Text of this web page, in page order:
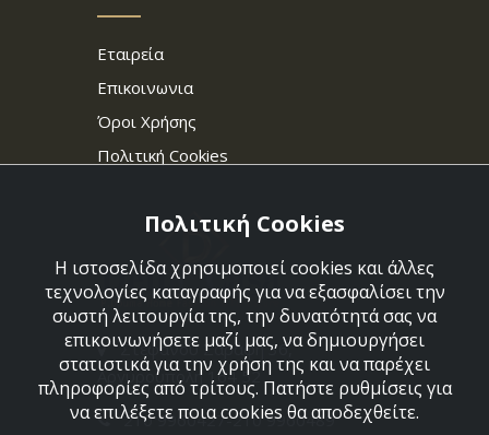
Εταιρεία
Επικοινωνια
Όροι Χρήσης
Πολιτική Cookies
Στεφάνου Σαράφη 36,
Αργυρούπολη 164 52
210 9960427-210 9960489
Πολιτική Cookies
Η ιστοσελίδα χρησιμοποιεί cookies και άλλες
τεχνολογίες καταγραφής για να εξασφαλίσει την
σωστή λειτουργία της, την δυνατότητά σας να
επικοινωνήσετε μαζί μας, να δημιουργήσει
στατιστικά για την χρήση της και να παρέχει
πληροφορίες από τρίτους. Πατήστε ρυθμίσεις για
να επιλέξετε ποια cookies θα αποδεχθείτε.